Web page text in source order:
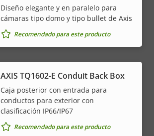
Diseño elegante y en paralelo para
cámaras tipo domo y tipo bullet de Axis
Recomendado para este producto
AXIS TQ1602-E Conduit Back Box
Caja posterior con entrada para
conductos para exterior con
clasificación IP66/IP67
Recomendado para este producto